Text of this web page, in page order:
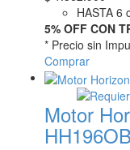
HASTA 6
5% OFF CON
* Precio sin
Comprar
Motor
HH196OB